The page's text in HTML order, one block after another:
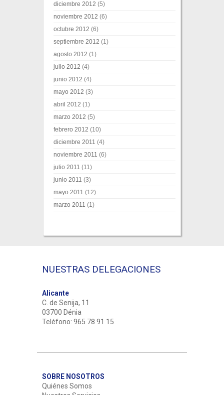
diciembre 2012 (5)
noviembre 2012 (6)
octubre 2012 (6)
septiembre 2012 (1)
agosto 2012 (1)
julio 2012 (4)
junio 2012 (4)
mayo 2012 (3)
abril 2012 (1)
marzo 2012 (5)
febrero 2012 (10)
diciembre 2011 (4)
noviembre 2011 (6)
julio 2011 (11)
junio 2011 (3)
mayo 2011 (12)
marzo 2011 (1)
NUESTRAS DELEGACIONES
Alicante
C. de Senija, 11
03700 Dénia
Teléfono: 965 78 91 15
SOBRE NOSOTROS
Quiénes Somos